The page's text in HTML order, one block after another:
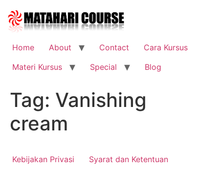
content
Home
About Contact
Cara Kursus
Materi Kursus
Special Blog
Tag: Vanishing
cream
Kebijakan Privasi Syarat dan Ketentuan